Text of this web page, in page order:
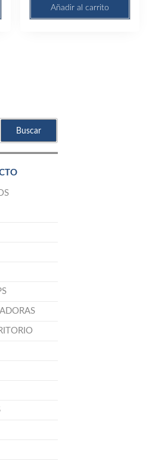
Añadir al carrito
Buscar